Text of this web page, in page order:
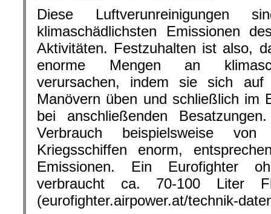
Diese
klimaschädlichsten Emissionen
Aktivitäten. Festzuhalten ist also,
enorme Mengen an
verursachen, indem sie sich auf
Manövern üben und schließlich im
bei anschließenden
Verbrauch beispielsweise von
Kriegsschiffen enorm,
Emissionen. Ein Eurofighter
verbraucht ca. 70-100 Liter
(eurofighter.airpower.at/technik-